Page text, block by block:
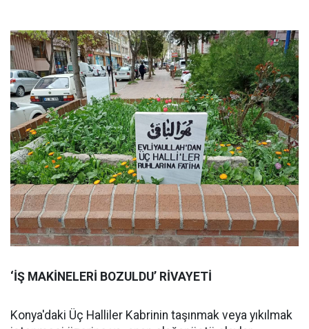
‘İŞ MAKİNELERİ BOZULDU’ RİVAYETİ
Konya'daki Üç Halliler Kabrinin taşınmak veya yıkılmak